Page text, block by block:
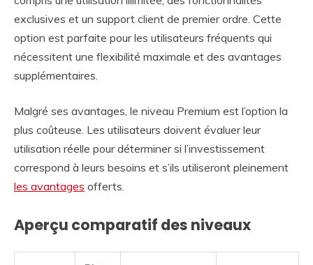
exclusives et un support client de premier ordre. Cette
option est parfaite pour les utilisateurs fréquents qui
nécessitent une flexibilité maximale et des avantages
supplémentaires.
Malgré ses avantages, le niveau Premium est l’option la
plus coûteuse. Les utilisateurs doivent évaluer leur
utilisation réelle pour déterminer si l’investissement
correspond à leurs besoins et s’ils utiliseront pleinement
les avantages offerts.
Aperçu comparatif des niveaux